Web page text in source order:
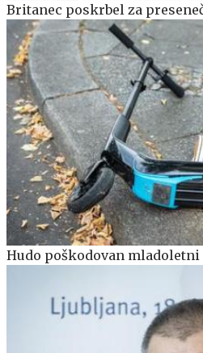
Britanec poskrbel za
Hudo poškodovan